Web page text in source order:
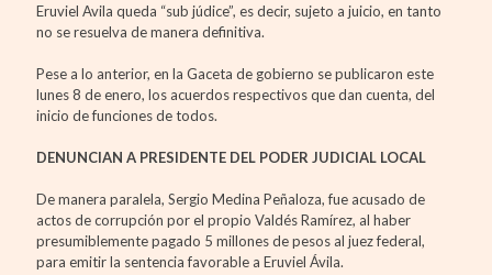
Eruviel Avila queda “sub júdice”, es decir, sujeto a juicio, en tanto
no se resuelva de manera definitiva.
Pese a lo anterior, en la Gaceta de gobierno se publicaron este
lunes 8 de enero, los acuerdos respectivos que dan cuenta, del
inicio de funciones de todos.
DENUNCIAN A PRESIDENTE DEL PODER JUDICIAL LOCAL
De manera paralela, Sergio Medina Peñaloza, fue acusado de
actos de corrupción por el propio Valdés Ramírez, al haber
presumiblemente pagado 5 millones de pesos al juez federal,
para emitir la sentencia favorable a Eruviel Ávila.